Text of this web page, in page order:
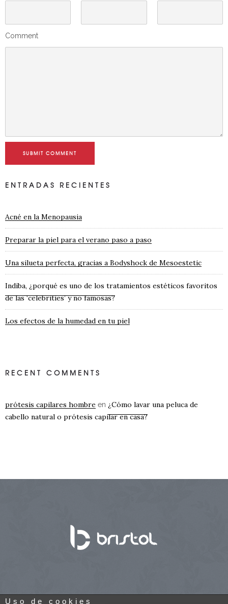
Comment
SUBMIT COMMENT
ENTRADAS RECIENTES
Acné en la Menopausia
Preparar la piel para el verano paso a paso
Una silueta perfecta, gracias a Bodyshock de Mesoestetic
Indiba, ¿porqué es uno de los tratamientos estéticos favoritos
de las ‘celebrities’ y no famosas?
Los efectos de la humedad en tu piel
RECENT COMMENTS
prótesis capilares hombre en ¿Cómo lavar una peluca de
cabello natural o prótesis capilar en casa?
Uso de cookies